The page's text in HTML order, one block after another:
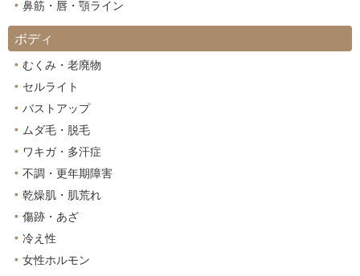
鼻筋・唇・顎ライン
ボディ
むくみ・老廃物
セルライト
バストアップ
ムダ毛・脱毛
ワキガ・多汗症
不調・更年期障害
乾燥肌・肌荒れ
傷跡・あざ
冷え性
女性ホルモン